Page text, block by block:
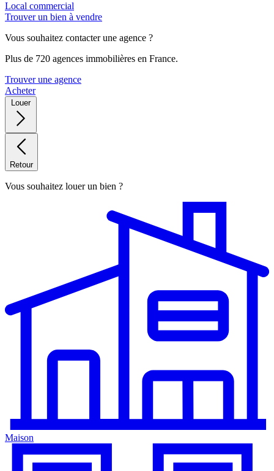
Local commercial
Trouver un bien à vendre
Vous souhaitez contacter une agence ?
Plus de 720 agences immobilières en France.
Trouver une agence
Acheter
Louer
Retour
Vous souhaitez louer un bien ?
Maison